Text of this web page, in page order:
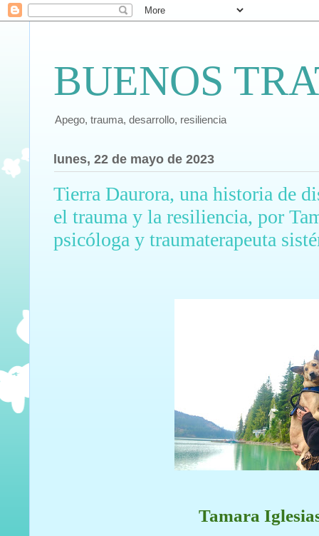
BUENOS
Apego, trauma, desarrollo, resiliencia
lunes, 22 de mayo de 2023
Tierra Daurora, una historia de
el trauma y la resiliencia, por
psicóloga y traumaterapeuta
Tamara